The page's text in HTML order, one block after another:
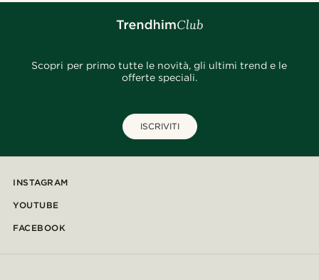
Scopri per primo tutte le novità, gli ultimi trend e le
offerte speciali.
ISCRIVITI
INSTAGRAM
YOUTUBE
FACEBOOK